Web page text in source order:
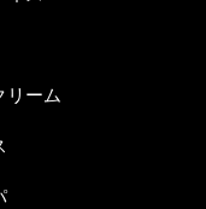
リーム